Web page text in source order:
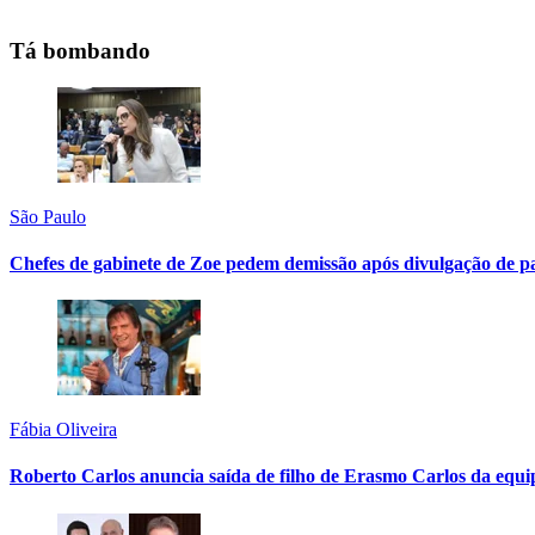
Tá bombando
São Paulo
Chefes de gabinete de Zoe pedem demissão após divulgação de
Fábia Oliveira
Roberto Carlos anuncia saída de filho de Erasmo Carlos da